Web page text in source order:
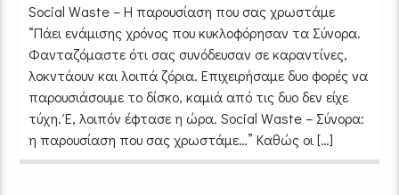
Social Waste – Η παρουσίαση που σας χρωστάμε
“Πάει ενάμισης χρόνος που κυκλοφόρησαν τα Σύνορα.
Φανταζόμαστε ότι σας συνόδευσαν σε καραντίνες,
λοκντάουν και λοιπά ζόρια. Επιχειρήσαμε δυο φορές να
παρουσιάσουμε το δίσκο, καμιά από τις δυο δεν είχε
τύχη. Έ, λοιπόν έφτασε η ώρα. Social Waste – Σύνορα:
η παρουσίαση που σας χρωστάμε…” Καθώς οι […]